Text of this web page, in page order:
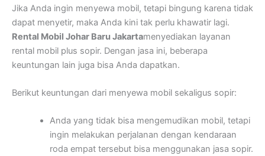
Jika Anda ingin menyewa mobil, tetapi bingung karena tidak
dapat menyetir, maka Anda kini tak perlu khawatir lagi.
Rental Mobil Johar Baru Jakartamenyediakan layanan
rental mobil plus sopir. Dengan jasa ini, beberapa
keuntungan lain juga bisa Anda dapatkan.
Berikut keuntungan dari menyewa mobil sekaligus sopir:
Anda yang tidak bisa mengemudikan mobil, tetapi
ingin melakukan perjalanan dengan kendaraan
roda empat tersebut bisa menggunakan jasa sopir.